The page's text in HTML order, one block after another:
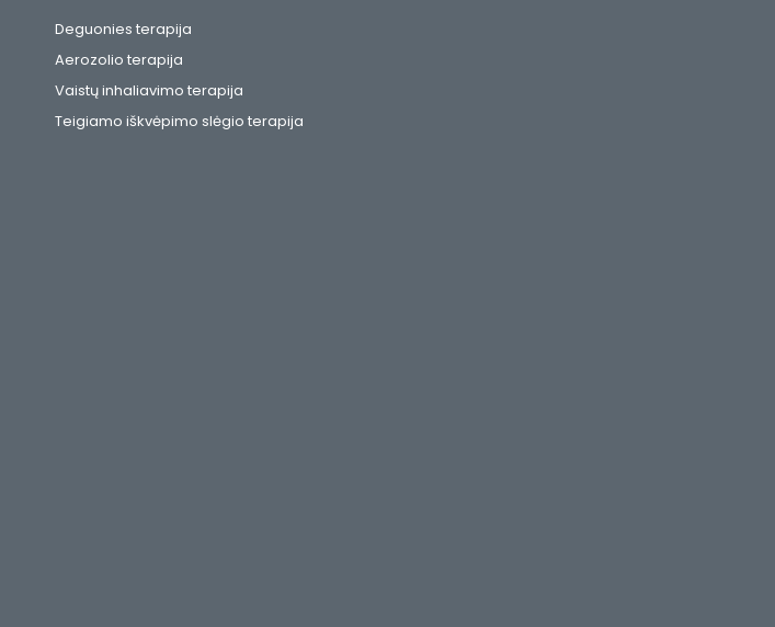
Deguonies terapija
Aerozolio terapija
Vaistų inhaliavimo terapija
Teigiamo iškvėpimo slėgio terapija